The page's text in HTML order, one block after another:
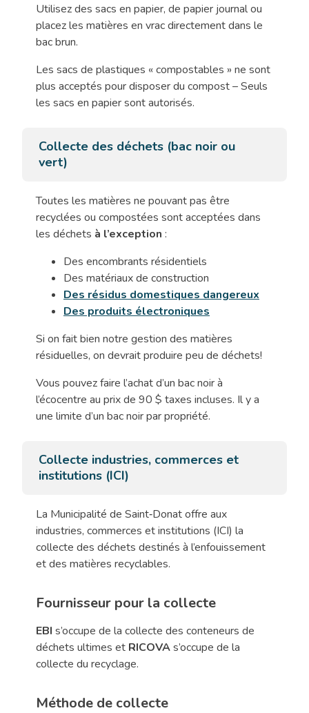
Utilisez des sacs en papier, de papier journal ou
placez les matières en vrac directement dans le
bac brun.
Les sacs de plastiques « compostables » ne sont
plus acceptés pour disposer du compost – Seuls
les sacs en papier sont autorisés.
Collecte des déchets (bac noir ou
vert)
Toutes les matières ne pouvant pas être
recyclées ou compostées sont acceptées dans
les déchets à l’exception :
Des encombrants résidentiels
Des matériaux de construction
Des résidus domestiques dangereux
Des produits électroniques
Si on fait bien notre gestion des matières
résiduelles, on devrait produire peu de déchets!
Vous pouvez faire l’achat d’un bac noir à
l’écocentre au prix de 90 $ taxes incluses. Il y a
une limite d’un bac noir par propriété.
Collecte industries, commerces et
institutions (ICI)
La Municipalité de Saint‑Donat offre aux
industries, commerces et institutions (ICI) la
collecte des déchets destinés à l’enfouissement
et des matières recyclables.
Fournisseur pour la collecte
EBI s’occupe de la collecte des conteneurs de
déchets ultimes et RICOVAs’occupe de la
collecte du recyclage.
Méthode de collecte